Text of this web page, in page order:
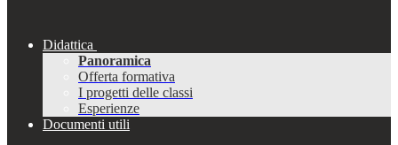
Didattica
Panoramica
Offerta formativa
I progetti delle classi
Esperienze
Documenti utili